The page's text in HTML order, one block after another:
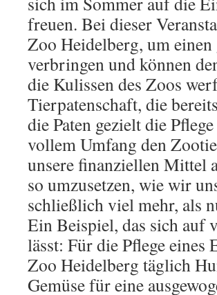
freuen. Bei dieser
Zoo Heidelberg, um
verbringen und können
die Kulissen des Zoos
Tierpatenschaft, die
die Paten gezielt die
vollem Umfang den
unsere finanziellen Mittel
so umzusetzen, wie wir
schließlich viel mehr, als
Ein Beispiel, das sich auf
lässt: Für die Pflege eines
Zoo Heidelberg täglich
Gemüse für eine